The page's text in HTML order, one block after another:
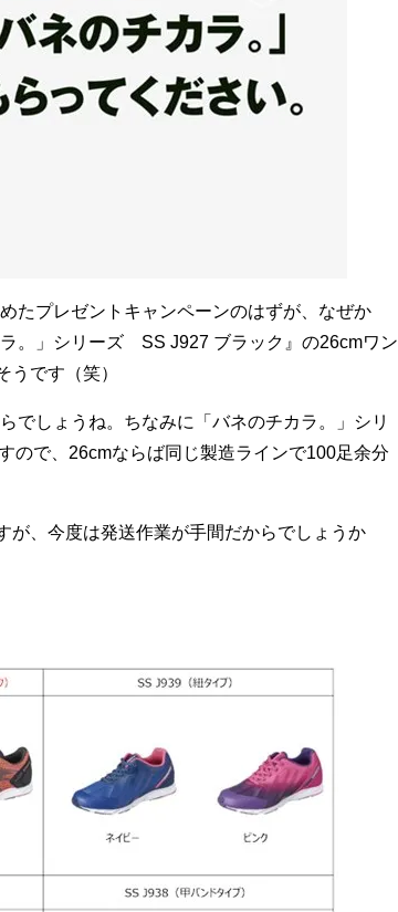
たプレゼントキャンペーンのはずが、なぜか
。」シリーズ SS J927 ブラック』の26cmワン
です（笑）
でしょうね。ちなみに「バネのチカラ。」シリ
ので、26cmならば同じ製造ラインで100足余分
が、今度は発送作業が手間だからでしょうか